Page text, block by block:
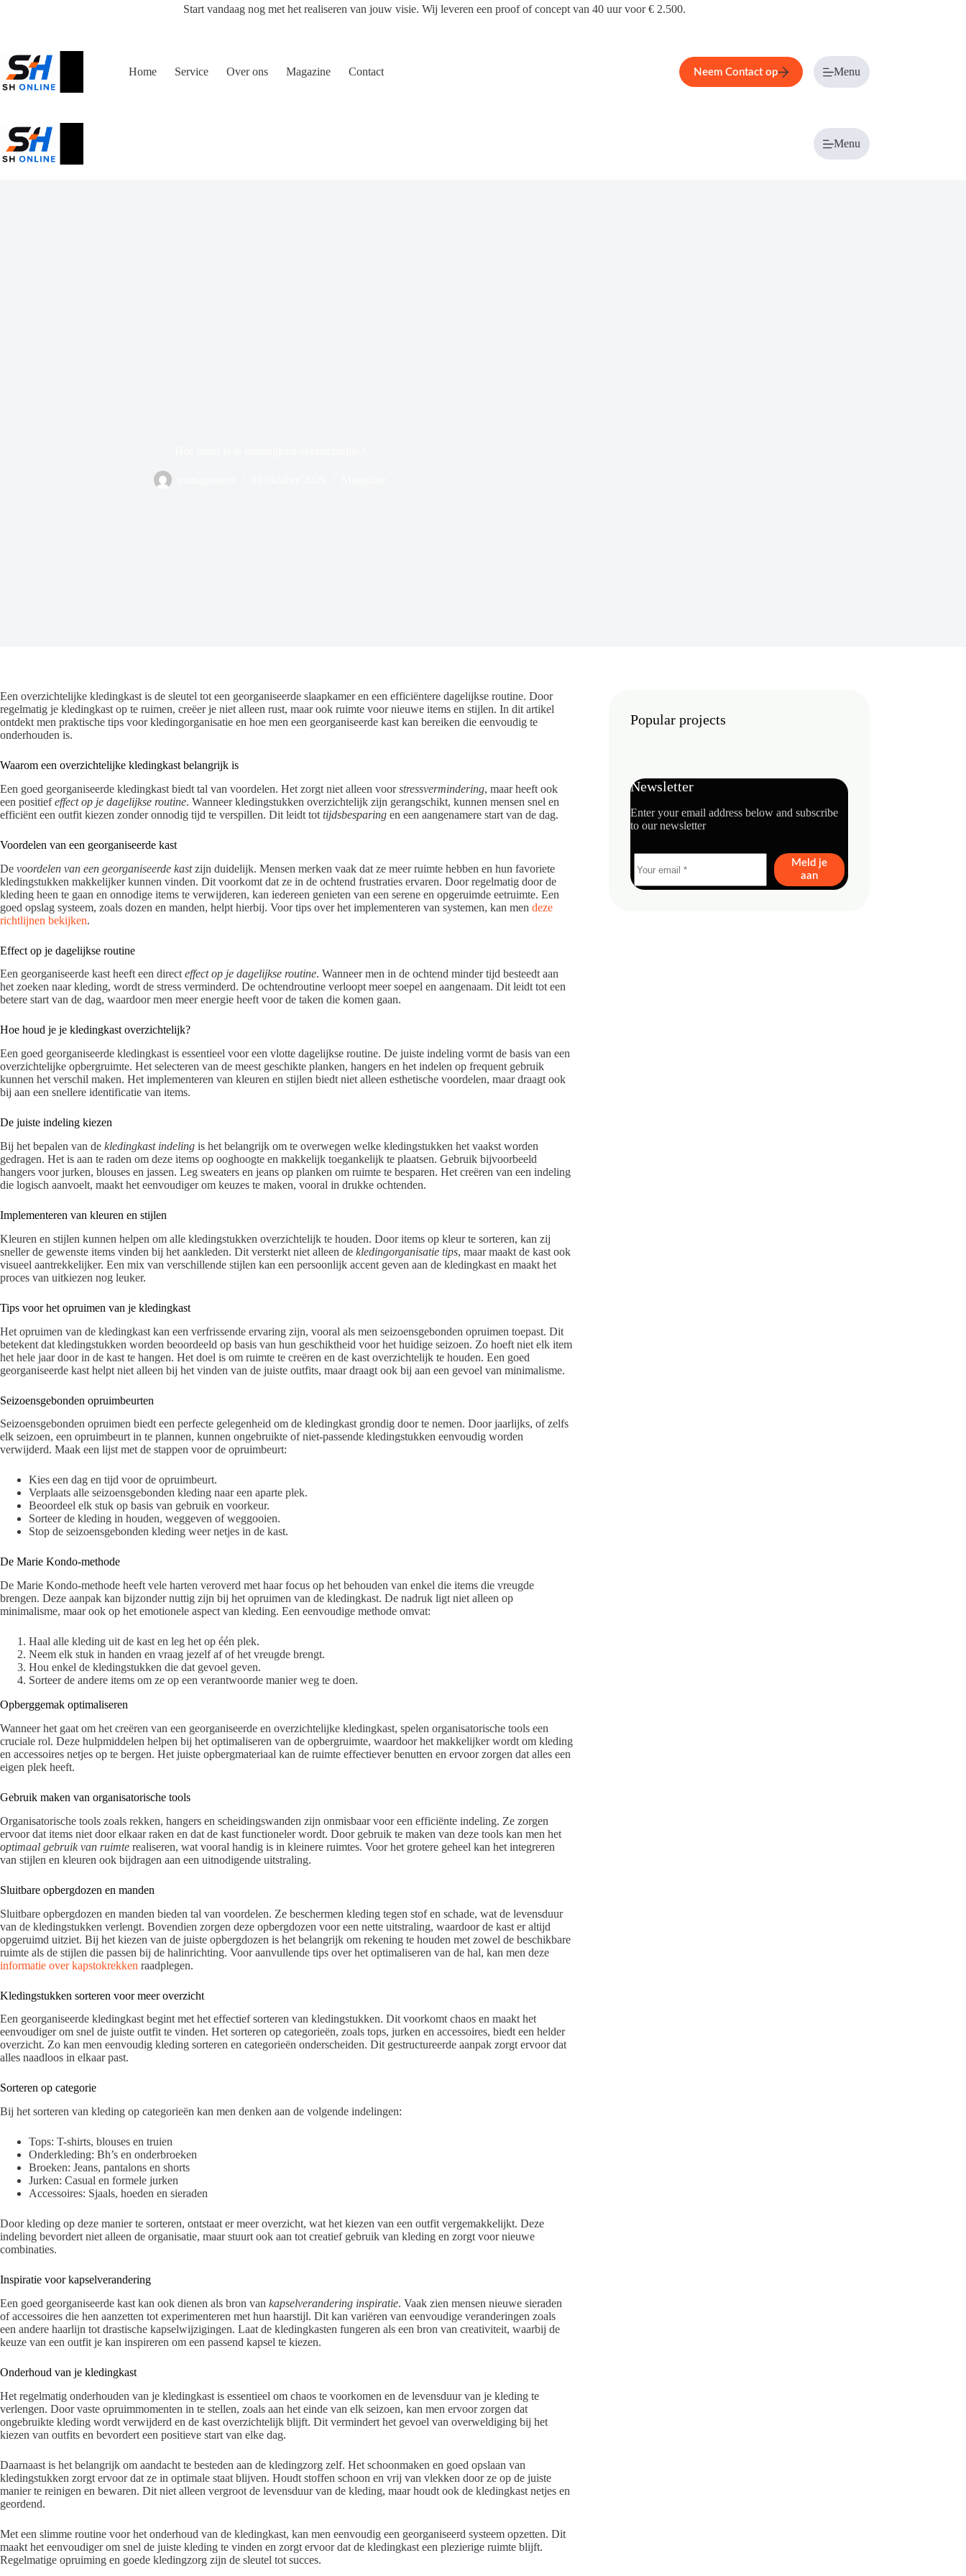
Start vandaag nog met het realiseren van jouw visie. Wij leveren een proof of concept van 40 uur voor € 2.500.
Home Service Over ons Magazine Contact Neem Contact op Menu
Menu
Een overzichtelijke kledingkast is de sleutel tot een georganiseerde slaapkamer en een efficiëntere dagelijkse routine. Door
regelmatig je kledingkast op te ruimen, creëer je niet alleen rust, maar ook ruimte voor nieuwe items en stijlen. In dit artikel
ontdekt men praktische tips voor kledingorganisatie en hoe men een georganiseerde kast kan bereiken die eenvoudig te
onderhouden is.
Waarom een overzichtelijke kledingkast belangrijk is
Een goed georganiseerde kledingkast biedt tal van voordelen. Het zorgt niet alleen voorstressvermindering, maar heeft ook
een positiefeffect op je dagelijkse routine. Wanneer kledingstukken overzichtelijk zijn gerangschikt, kunnen mensen snel en
efficiënt een outfit kiezen zonder onnodig tijd te verspillen. Dit leidt tot tijdsbesparing en een aangenamere start van de dag.
Voordelen van een georganiseerde kast
De voordelen van een georganiseerde kastzijn duidelijk. Mensen merken vaak dat ze meer ruimte hebben en hun favoriete
kledingstukken makkelijker kunnen vinden. Dit voorkomt dat ze in de ochtend frustraties ervaren. Door regelmatig door de
kleding heen te gaan en onnodige items te verwijderen, kan iedereen genieten van een serene en opgeruimde eetruimte. Een
goed opslag systeem, zoals dozen en manden, helpt hierbij. Voor tips over het implementeren van systemen, kan men deze
richtlijnen bekijken.
Effect op je dagelijkse routine
Een georganiseerde kast heeft een direct effect op je dagelijkse routine. Wanneer men in de ochtend minder tijd besteedt aan
het zoeken naar kleding, wordt de stress verminderd. De ochtendroutine verloopt meer soepel en aangenaam. Dit leidt tot een
betere start van de dag, waardoor men meer energie heeft voor de taken die komen gaan.
Hoe houd je je kledingkast overzichtelijk?
Een goed georganiseerde kledingkast is essentieel voor een vlotte dagelijkse routine. De juiste indeling vormt de basis van een
overzichtelijke opbergruimte. Het selecteren van de meest geschikte planken, hangers en het indelen op frequent gebruik
kunnen het verschil maken. Het implementeren van kleuren en stijlen biedt niet alleen esthetische voordelen, maar draagt ook
bij aan een snellere identificatie van items.
De juiste indeling kiezen
Bij het bepalen van de kledingkast indeling is het belangrijk om te overwegen welke kledingstukken het vaakst worden
gedragen. Het is aan te raden om deze items op ooghoogte en makkelijk toegankelijk te plaatsen. Gebruik bijvoorbeeld
hangers voor jurken, blouses en jassen. Leg sweaters en jeans op planken om ruimte te besparen. Het creëren van een indeling
die logisch aanvoelt, maakt het eenvoudiger om keuzes te maken, vooral in drukke ochtenden.
Implementeren van kleuren en stijlen
Kleuren en stijlen kunnen helpen om alle kledingstukken overzichtelijk te houden. Door items op kleur te sorteren, kan zij
sneller de gewenste items vinden bij het aankleden. Dit versterkt niet alleen de kledingorganisatie tips, maar maakt de kast ook
visueel aantrekkelijker. Een mix van verschillende stijlen kan een persoonlijk accent geven aan de kledingkast en maakt het
proces van uitkiezen nog leuker.
Tips voor het opruimen van je kledingkast
Het opruimen van de kledingkast kan een verfrissende ervaring zijn, vooral als men seizoensgebonden opruimen toepast. Dit
betekent dat kledingstukken worden beoordeeld op basis van hun geschiktheid voor het huidige seizoen. Zo hoeft niet elk item
het hele jaar door in de kast te hangen. Het doel is om ruimte te creëren en de kast overzichtelijk te houden. Een goed
georganiseerde kast helpt niet alleen bij het vinden van de juiste outfits, maar draagt ook bij aan een gevoel van minimalisme.
Seizoensgebonden opruimbeurten
Seizoensgebonden opruimen biedt een perfecte gelegenheid om de kledingkast grondig door te nemen. Door jaarlijks, of zelfs
elk seizoen, een opruimbeurt in te plannen, kunnen ongebruikte of niet-passende kledingstukken eenvoudig worden
verwijderd. Maak een lijst met de stappen voor de opruimbeurt:
Kies een dag en tijd voor de opruimbeurt.
Verplaats alle seizoensgebonden kleding naar een aparte plek.
Beoordeel elk stuk op basis van gebruik en voorkeur.
Sorteer de kleding in houden, weggeven of weggooien.
Stop de seizoensgebonden kleding weer netjes in de kast.
De Marie Kondo-methode
De Marie Kondo-methode heeft vele harten veroverd met haar focus op het behouden van enkel die items die vreugde
brengen. Deze aanpak kan bijzonder nuttig zijn bij het opruimen van de kledingkast. De nadruk ligt niet alleen op
minimalisme, maar ook op het emotionele aspect van kleding. Een eenvoudige methode omvat:
Haal alle kleding uit de kast en leg het op één plek.
Neem elk stuk in handen en vraag jezelf af of het vreugde brengt.
Hou enkel de kledingstukken die dat gevoel geven.
Sorteer de andere items om ze op een verantwoorde manier weg te doen.
Opberggemak optimaliseren
Wanneer het gaat om het creëren van een georganiseerde en overzichtelijke kledingkast, spelen organisatorische tools een
cruciale rol. Deze hulpmiddelen helpen bij het optimaliseren van de opbergruimte, waardoor het makkelijker wordt om kleding
en accessoires netjes op te bergen. Het juiste opbergmateriaal kan de ruimte effectiever benutten en ervoor zorgen dat alles een
eigen plek heeft.
Gebruik maken van organisatorische tools
Organisatorische tools zoals rekken, hangers en scheidingswanden zijn onmisbaar voor een efficiënte indeling. Ze zorgen
ervoor dat items niet door elkaar raken en dat de kast functioneler wordt. Door gebruik te maken van deze tools kan men het
optimaal gebruik van ruimte realiseren, wat vooral handig is in kleinere ruimtes. Voor het grotere geheel kan het integreren
van stijlen en kleuren ook bijdragen aan een uitnodigende uitstraling.
Sluitbare opbergdozen en manden
Sluitbare opbergdozen en manden bieden tal van voordelen. Ze beschermen kleding tegen stof en schade, wat de levensduur
van de kledingstukken verlengt. Bovendien zorgen deze opbergdozen voor een nette uitstraling, waardoor de kast er altijd
opgeruimd uitziet. Bij het kiezen van de juiste opbergdozen is het belangrijk om rekening te houden met zowel de beschikbare
ruimte als de stijlen die passen bij de halinrichting. Voor aanvullende tips over het optimaliseren van de hal, kan men deze
informatie over kapstokrekken raadplegen.
Kledingstukken sorteren voor meer overzicht
Een georganiseerde kledingkast begint met het effectief sorteren van kledingstukken. Dit voorkomt chaos en maakt het
eenvoudiger om snel de juiste outfit te vinden. Het sorteren op categorieën, zoals tops, jurken en accessoires, biedt een helder
overzicht. Zo kan men eenvoudig kleding sorteren en categorieën onderscheiden. Dit gestructureerde aanpak zorgt ervoor dat
alles naadloos in elkaar past.
Sorteren op categorie
Bij het sorteren van kleding op categorieën kan men denken aan de volgende indelingen:
Tops: T-shirts, blouses en truien
Onderkleding: Bh’s en onderbroeken
Broeken: Jeans, pantalons en shorts
Jurken: Casual en formele jurken
Accessoires: Sjaals, hoeden en sieraden
Door kleding op deze manier te sorteren, ontstaat er meer overzicht, wat het kiezen van een outfit vergemakkelijkt. Deze
indeling bevordert niet alleen de organisatie, maar stuurt ook aan tot creatief gebruik van kleding en zorgt voor nieuwe
combinaties.
Inspiratie voor kapselverandering
Een goed georganiseerde kast kan ook dienen als bron van kapselverandering inspiratie. Vaak zien mensen nieuwe sieraden
of accessoires die hen aanzetten tot experimenteren met hun haarstijl. Dit kan variëren van eenvoudige veranderingen zoals
een andere haarlijn tot drastische kapselwijzigingen. Laat de kledingkasten fungeren als een bron van creativiteit, waarbij de
keuze van een outfit je kan inspireren om een passend kapsel te kiezen.
Onderhoud van je kledingkast
Het regelmatig onderhouden van je kledingkast is essentieel om chaos te voorkomen en de levensduur van je kleding te
verlengen. Door vaste opruimmomenten in te stellen, zoals aan het einde van elk seizoen, kan men ervoor zorgen dat
ongebruikte kleding wordt verwijderd en de kast overzichtelijk blijft. Dit vermindert het gevoel van overweldiging bij het
kiezen van outfits en bevordert een positieve start van elke dag.
Daarnaast is het belangrijk om aandacht te besteden aan de kledingzorg zelf. Het schoonmaken en goed opslaan van
kledingstukken zorgt ervoor dat ze in optimale staat blijven. Houdt stoffen schoon en vrij van vlekken door ze op de juiste
manier te reinigen en bewaren. Dit niet alleen vergroot de levensduur van de kleding, maar houdt ook de kledingkast netjes en
geordend.
Met een slimme routine voor het onderhoud van de kledingkast, kan men eenvoudig een georganiseerd systeem opzetten. Dit
maakt het eenvoudiger om snel de juiste kleding te vinden en zorgt ervoor dat de kledingkast een plezierige ruimte blijft.
Regelmatige opruiming en goede kledingzorg zijn de sleutel tot succes.
Popular projects
Newsletter
Enter your email address below and subscribe
to our newsletter
Meld je
aan